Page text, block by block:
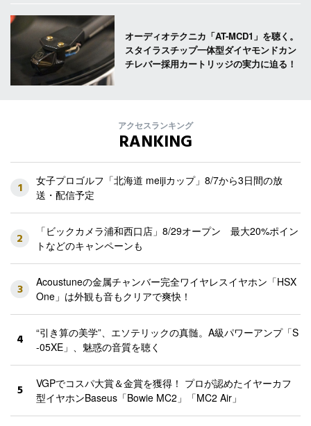
オーディオテクニカ「AT-MCD1」を聴く。
スタイラスチップ一体型ダイヤモンドカン
チレバー採用カートリッジの実力に迫る！
アクセスランキング
RANKING
1
女子プロゴルフ「北海道 meijiカップ」8/7から3日間の放
送・配信予定
2
「ビックカメラ浦和西口店」8/29オープン 最大20%ポイン
トなどのキャンペーンも
3
Acoustuneの金属チャンバー完全ワイヤレスイヤホン「HSX
One」は外観も音もクリアで爽快！
4
“引き算の美学”、エソテリックの真髄。A級パワーアンプ「S
-05XE」、魅惑の音質を聴く
5
VGPでコスパ大賞＆金賞を獲得！ プロが認めたイヤーカフ
型イヤホンBaseus「Bowie MC2」「MC2 Air」